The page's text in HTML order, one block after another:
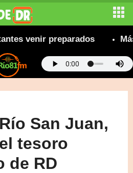
venir preparados Más
Río San Juan,
el tesoro
de RD